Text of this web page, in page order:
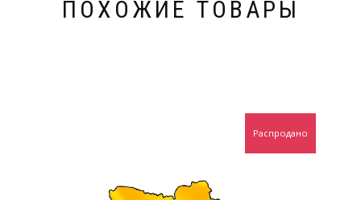
ПОХОЖИЕ ТОВАРЫ
Распродано